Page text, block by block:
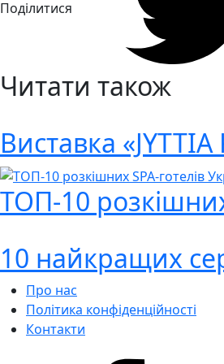
Поділитися
Читати також
Виставка
ТОП-10
10 найкращих
Про нас
Політика конфіденційності
Контакти